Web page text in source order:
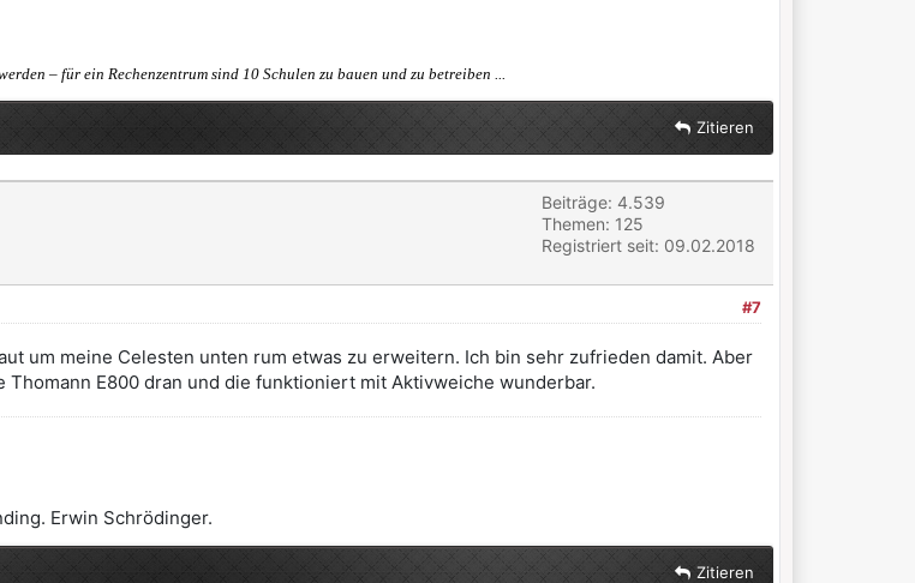
– für ein Rechenzentrum sind 10 Schulen zu bauen und zu betreiben ...
Zitieren
Beiträge: 4.539
Themen: 125
Registriert seit: 09.02.2018
#7
um meine Celesten unten rum etwas zu erweitern. Ich bin sehr zufrieden damit. Aber
E800 dran und die funktioniert mit Aktivweiche wunderbar.
Erwin Schrödinger.
Zitieren